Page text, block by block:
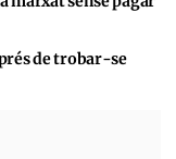
de trobar-se